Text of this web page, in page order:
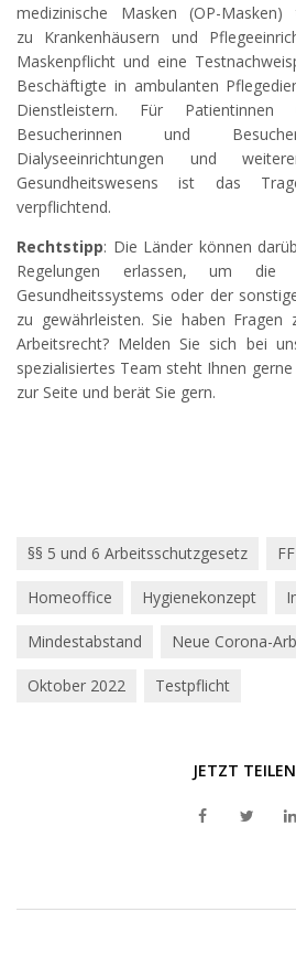
medizinische Masken (OP-
zu Krankenhäusern und
Maskenpflicht und eine
Beschäftigte in ambulanten
Dienstleistern. Für
Besucherinnen und
Dialyseeinrichtungen und
Gesundheitswesens ist das
verpflichtend.
Rechtstipp: Die Länder können
Regelungen erlassen, um die
Gesundheitssystems oder der
zu gewährleisten. Sie haben
Arbeitsrecht? Melden Sie sich bei
spezialisiertes Team steht Ihnen
zur Seite und berät Sie gern.
§§ 5 und 6 Arbeitsschutzgesetz
Homeoffice Hygienekonzept
Mindestabstand Neue Corona-
Oktober 2022 Testpflicht
JETZT